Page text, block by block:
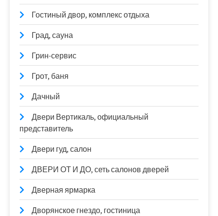
Гостиный двор, комплекс отдыха
Град, сауна
Грин-сервис
Грот, баня
Дачный
Двери Вертикаль, официальный
представитель
Двери гуд, салон
ДВЕРИ ОТ И ДО, сеть салонов дверей
Дверная ярмарка
Дворянское гнездо, гостиница